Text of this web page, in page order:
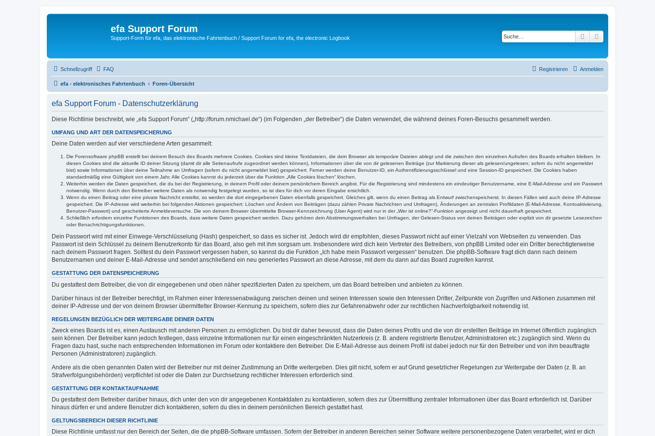
efa Support Forum
Support-Form für efa, das elektronische Fahrtenbuch / Support Forum for efa, the electronic Logbook Suche
Schnellzugriff FAQ Anmelden
Registrieren
efa - elektronisches Fahrtenbuch Foren-Übersicht
efa Support Forum - Datenschutzerklärung
Diese Richtlinie beschreibt, wie „efa Support Forum“ („http://forum.nmichael.de“) (im Folgenden „der Betreiber“) die Daten verwendet, die während deines Foren-Besuchs gesammelt werden.
UMFANG UND ART DER DATENSPEICHERUNG
Deine Daten werden auf vier verschiedene Arten gesammelt:
Die Forensoftware phpBB erstellt bei deinem Besuch des Boards mehrere Cookies. Cookies sind kleine Textdateien, die dein Browser als temporäre Dateien ablegt und die zwischen den einzelnen Aufrufen des Boards erhalten bleiben. In
diesen Cookies sind die aktuelle ID deiner Sitzung (damit dir alle Seitenaufrufe zugeordnet werden können), Informationen über die von dir gelesenen Beiträge (zur Markierung dieser als gelesen/ungelesen; sofern du nicht angemeldet
bist) sowie Informationen über deine Teilnahme an Umfragen (sofern du nicht angemeldet bist) gespeichert. Ferner werden deine Benutzer-ID, ein Authentifizierungsschlüssel und eine Session-ID gespeichert. Die Cookies haben
standardmäßig eine Gültigkeit von einem Jahr. Alle Cookies kannst du jederzeit über die Funktion „Alle Cookies löschen“ löschen.
Weiterhin werden die Daten gespeichert, die du bei der Registrierung, in deinem Profil oder deinem persönlichem Bereich angibst. Für die Registrierung sind mindestens ein eindeutiger Benutzername, eine E-Mail-Adresse und ein Passwort
notwendig. Wenn durch den Betreiber weitere Daten als notwendig festgelegt wurden, so ist dies für dich vor deren Eingabe ersichtlich.
Wenn du einen Beitrag oder eine private Nachricht erstellst, so werden die dort eingegebenen Daten ebenfalls gespeichert. Gleiches gilt, wenn du einen Beitrag als Entwurf zwischenspeicherst. In diesen Fällen wird auch deine IP-Adresse
gespeichert. Die IP-Adresse wird weiterhin bei folgenden Aktionen gespeichert: Löschen und Ändern von Beiträgen (dazu zählen Private Nachrichten und Umfragen), Änderungen an zentralen Profildaten (E-Mail-Adresse, Kontoaktivierung,
Benutzer-Passwort) und gescheiterte Anmeldeversuche. Die von deinem Browser übermittelte Browser-Kennzeichnung (User Agent) wird nur in der „Wer ist online?“-Funktion angezeigt und nicht dauerhaft gespeichert.
Schließlich erfordern einzelne Funktionen des Boards, dass weitere Daten gespeichert werden. Dazu gehören dein Abstimmungsverhalten bei Umfragen, der Gelesen-Status von deinen Beiträgen oder explizit von dir gesetzte Lesezeichen
oder Benachrichtigungsfunktionen.
Dein Passwort wird mit einer Einwege-Verschlüsselung (Hash) gespeichert, so dass es sicher ist. Jedoch wird dir empfohlen, dieses Passwort nicht auf einer Vielzahl von Webseiten zu verwenden. Das
Passwort ist dein Schlüssel zu deinem Benutzerkonto für das Board, also geh mit ihm sorgsam um. Insbesondere wird dich kein Vertreter des Betreibers, von phpBB Limited oder ein Dritter berechtigterweise
nach deinem Passwort fragen. Solltest du dein Passwort vergessen haben, so kannst du die Funktion „Ich habe mein Passwort vergessen“ benutzen. Die phpBB-Software fragt dich dann nach deinem
Benutzernamen und deiner E-Mail-Adresse und sendet anschließend ein neu generiertes Passwort an diese Adresse, mit dem du dann auf das Board zugreifen kannst.
GESTATTUNG DER DATENSPEICHERUNG
Du gestattest dem Betreiber, die von dir eingegebenen und oben näher spezifizierten Daten zu speichern, um das Board betreiben und anbieten zu können.
Darüber hinaus ist der Betreiber berechtigt, im Rahmen einer Interessenabwägung zwischen deinen und seinen Interessen sowie den Interessen Dritter, Zeitpunkte von Zugriffen und Aktionen zusammen mit
deiner IP-Adresse und der von deinem Browser übermittelter Browser-Kennung zu speichern, sofern dies zur Gefahrenabwehr oder zur rechtlichen Nachverfolgbarkeit notwendig ist.
REGELUNGEN BEZÜGLICH DER WEITERGABE DEINER DATEN
Zweck eines Boards ist es, einen Austausch mit anderen Personen zu ermöglichen. Du bist dir daher bewusst, dass die Daten deines Profils und die von dir erstellten Beiträge im Internet öffentlich zugänglich
sein können. Der Betreiber kann jedoch festlegen, dass einzelne Informationen nur für einen eingeschränkten Nutzerkreis (z. B. andere registrierte Benutzer, Administratoren etc.) zugänglich sind. Wenn du
Fragen dazu hast, suche nach entsprechenden Informationen im Forum oder kontaktiere den Betreiber. Die E-Mail-Adresse aus deinem Profil ist dabei jedoch nur für den Betreiber und von ihm beauftragte
Personen (Administratoren) zugänglich.
Andere als die oben genannten Daten wird der Betreiber nur mit deiner Zustimmung an Dritte weitergeben. Dies gilt nicht, sofern er auf Grund gesetzlicher Regelungen zur Weitergabe der Daten (z. B. an
Strafverfolgungsbehörden) verpflichtet ist oder die Daten zur Durchsetzung rechtlicher Interessen erforderlich sind.
GESTATTUNG DER KONTAKTAUFNAHME
Du gestattest dem Betreiber darüber hinaus, dich unter den von dir angegebenen Kontaktdaten zu kontaktieren, sofern dies zur Übermittlung zentraler Informationen über das Board erforderlich ist. Darüber
hinaus dürfen er und andere Benutzer dich kontaktieren, sofern du dies in deinem persönlichen Bereich gestattet hast.
GELTUNGSBEREICH DIESER RICHTLINIE
Diese Richtlinie umfasst nur den Bereich der Seiten, die die phpBB-Software umfassen. Sofern der Betreiber in anderen Bereichen seiner Software weitere personenbezogene Daten verarbeitet, wird er dich